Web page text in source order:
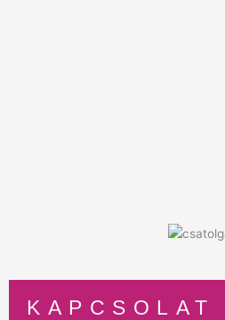
KAPCSOLAT